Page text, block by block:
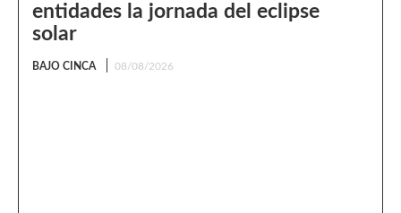
entidades la jornada del eclipse
solar
BAJO CINCA 08/08/2026